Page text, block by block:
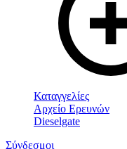
Καταγγελίες
Αρχείο Ερευνών
Dieselgate
Σύνδεσμοι